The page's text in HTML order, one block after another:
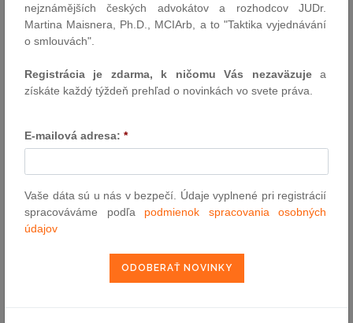
pošli e-mailom
vytlač zákon
Číslo predpisu:
nejznámějších českých advokátov a rozhodcov JUDr.
Martina Maisnera, Ph.D., MCIArb, a to "Taktika vyjednávání
o smlouvách".
Registrácia je zdarma, k ničomu Vás nezaväzujea
získáte každý týždeň prehľad o novinkách vo svete práva.
E-mailová adresa: *
Vaše dáta sú u nás v bezpečí. Údaje vyplnené pri registrácií
spracováváme podľa podmienok spracovania osobných
údajov